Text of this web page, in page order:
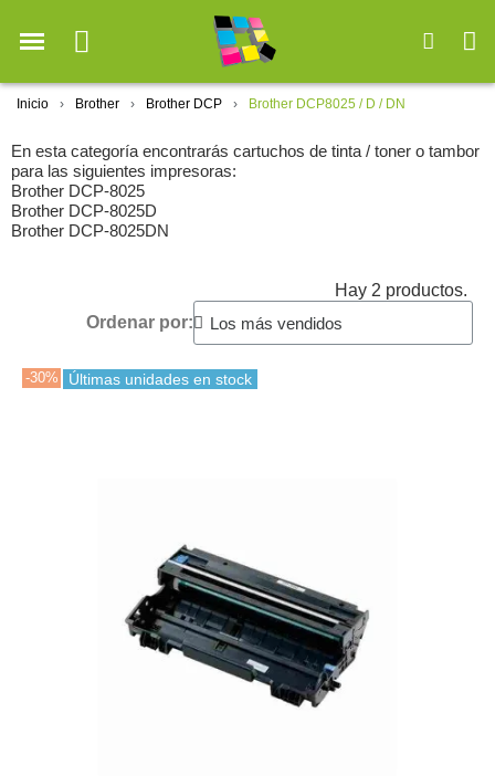
Inicio Brother Brother DCP Brother DCP8025 / D / DN
En esta categoría encontrarás cartuchos de tinta / toner o tambor
para las siguientes impresoras:
Brother DCP-8025
Brother DCP-8025D
Brother DCP-8025DN
Hay 2 productos.
Ordenar por:
-30% Últimas unidades en stock